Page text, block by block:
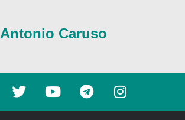
Antonio Caruso